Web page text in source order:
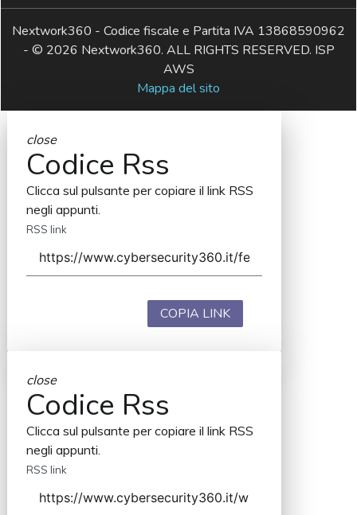
Nextwork360 - Codice fiscale e Partita IVA 13868590962
- © 2026 Nextwork360. ALL RIGHTS RESERVED. ISP
AWS
Mappa del sito
close
Codice Rss
Clicca sul pulsante per copiare il link RSS
negli appunti.
RSS link
COPIA LINK
close
Codice Rss
Clicca sul pulsante per copiare il link RSS
negli appunti.
RSS link